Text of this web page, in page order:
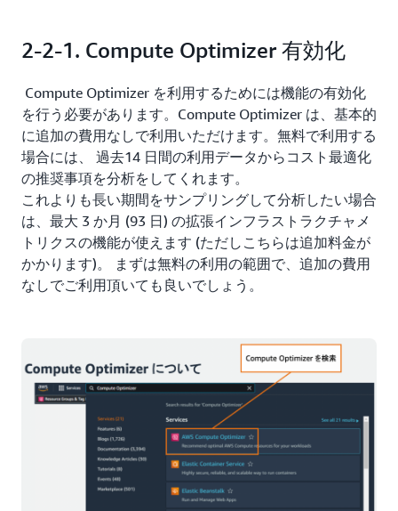
2-2-1. Compute Optimizer 有効化
Compute Optimizer を利用するためには機能の有効化
を行う必要があります。Compute Optimizer は、基本的
に追加の費用なしで利用いただけます。無料で利用する
場合には、 過去14 日間の利用データからコスト最適化
の推奨事項を分析をしてくれます。
これよりも長い期間をサンプリングして分析したい場合
は、最大 3 か月 (93 日) の拡張インフラストラクチャメ
トリクスの機能が使えます (ただしこちらは追加料金が
かかります)。
まずは無料の利用の範囲で、追加の費用
なしでご利用頂いても良いでしょう。